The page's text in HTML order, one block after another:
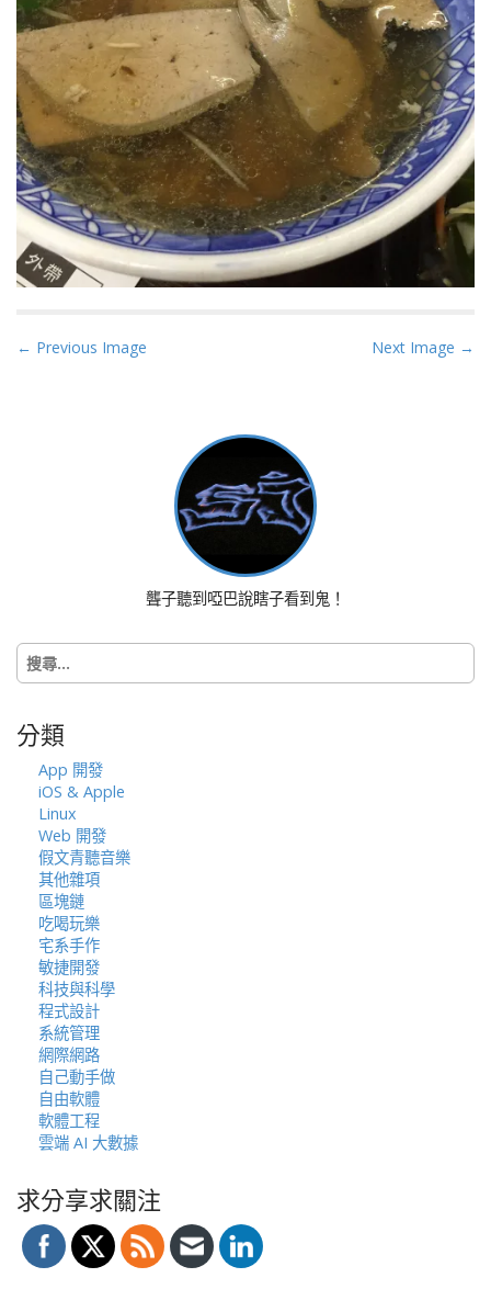
P
i
o
n
← Previous Image Next Image →
聾子聽到啞巴說瞎子看到鬼！
搜
尋
字:
分類
App 開發
iOS & Apple
Linux
Web 開發
假文青聽音樂
其他雜項
區塊鏈
吃喝玩樂
宅系手作
敏捷開發
科技與科學
程式設計
系統管理
網際網路
自己動手做
自由軟體
軟體工程
雲端 AI 大數據
求分享求關注